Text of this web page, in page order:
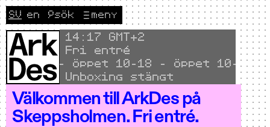
Hoppa till innehållet
Local time
14 : 17 GMT+2
Fri entré
Öppet 10–18 - Öppet 10–18 -
Unboxing stängt
Välkommen till ArkDes på
Skeppsholmen. Fri entré.
meny
🔎sök
CURRENT LANGUAGE SVENSKA
SV Byt språk till English
en